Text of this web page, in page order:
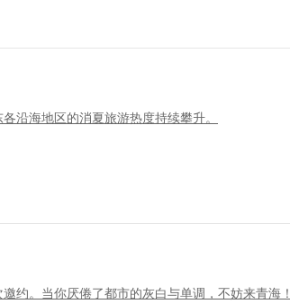
沿海地区的消夏旅游热度持续攀升。
约。当你厌倦了都市的灰白与单调，不妨来青海！